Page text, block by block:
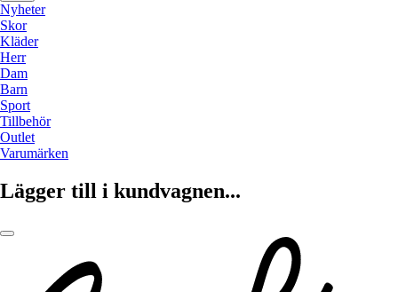
Nyheter
Skor
Kläder
Herr
Dam
Barn
Sport
Tillbehör
Outlet
Varumärken
Lägger till i kundvagnen...